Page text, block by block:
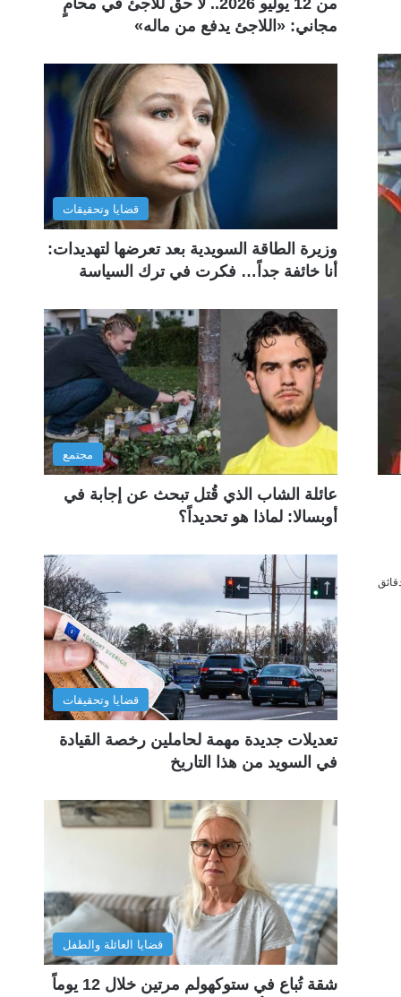
من 12 يوليو 2026.. لا حق للاجئ في محامٍ
مجاني: «اللاجئ يدفع من ماله»
قضايا وتحقيقات
وزيرة الطاقة السويدية بعد تعرضها لتهديدات:
أنا خائفة جداً… فكرت في ترك السياسة
مجتمع
عائلة الشاب الذي قُتل تبحث عن إجابة في
أوبسالا: لماذا هو تحديداً؟
قضايا وتحقيقات
تعديلات جديدة مهمة لحاملين رخصة القيادة
في السويد من هذا التاريخ
قضايا العائلة والطفل
شقة تُباع في ستوكهولم مرتين خلال 12 يوماً